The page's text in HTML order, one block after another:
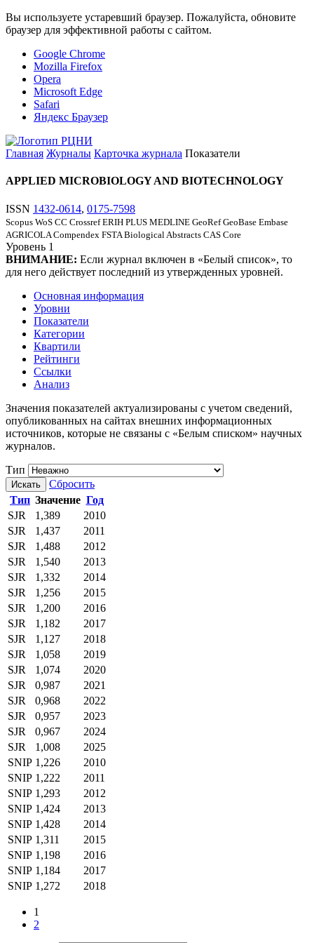
Вы используете устаревший браузер. Пожалуйста, обновите
браузер для эффективной работы с сайтом.
Google Chrome
Mozilla Firefox
Opera
Microsoft Edge
Safari
Яндекс Браузер
Главная Журналы Карточка журнала Показатели
APPLIED MICROBIOLOGY AND BIOTECHNOLOGY
ISSN 1432-0614, 0175-7598
Scopus WoS CC Crossref ERIH PLUS MEDLINE GeoRef GeoBase Embase
AGRICOLA Compendex FSTA Biological Abstracts CAS Core
Уровень 1
ВНИМАНИЕ: Если журнал включен в «Белый список», то
для него действует последний из утвержденных уровней.
Основная информация
Уровни
Показатели
Категории
Квартили
Рейтинги
Ссылки
Анализ
Значения показателей актуализированы с учетом сведений,
опубликованных на сайтах внешних информационных
источников, которые не связаны с «Белым списком» научных
журналов.
Тип
Искать
Сбросить
Тип Значение Год
SJR
1,389
2010
SJR
1,437
2011
SJR
1,488
2012
SJR
1,540
2013
SJR
1,332
2014
SJR
1,256
2015
SJR
1,200
2016
SJR
1,182
2017
SJR
1,127
2018
SJR
1,058
2019
SJR
1,074
2020
SJR
0,987
2021
SJR
0,968
2022
SJR
0,957
2023
SJR
0,967
2024
SJR
1,008
2025
SNIP 1,226
2010
SNIP 1,222
2011
SNIP 1,293
2012
SNIP 1,424
2013
SNIP 1,428
2014
SNIP 1,311
2015
SNIP 1,198
2016
SNIP 1,184
2017
SNIP 1,272 2018
1
2